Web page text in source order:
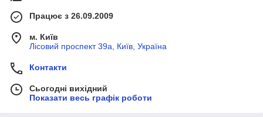
Працює з 26.09.2009
м. Київ
Лісовий проспект 39а, Київ, Україна
Контакти
Сьогодні вихідний
Показати весь графік роботи